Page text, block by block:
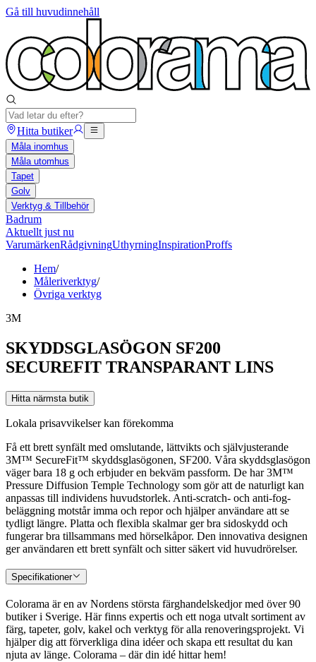
Gå till huvudinnehåll
Hitta butiker
Måla inomhus
Måla utomhus
Tapet
Golv
Verktyg & Tillbehör
Badrum
Aktuellt just nu
VarumärkenRådgivningUthyrningInspirationProffs
Hem/
Måleriverktyg/
Övriga verktyg
3M
SKYDDSGLASÖGON SF200
SECUREFIT TRANSPARANT LINS
Hitta närmsta butik
Lokala prisavvikelser kan förekomma
Få ett brett synfält med omslutande, lättvikts och självjusterande
3M™ SecureFit™ skyddsglasögonen, SF200. Våra skyddsglasögon
väger bara 18 g och erbjuder en bekväm passform. De har 3M™
Pressure Diffusion Temple Technology som gör att de naturligt kan
anpassas till individens huvudstorlek. Anti-scratch- och anti-fog-
beläggning motstår imma och repor och hjälper användare att se
tydligt längre. Platta och flexibla skalmar ger bra sidoskydd och
fungerar bra tillsammans med hörselkåpor. Den innovativa designen
ger användaren ett brett synfält och sitter säkert vid huvudrörelser.
Specifikationer
Colorama är en av Nordens största färghandelskedjor med över 90
butiker i Sverige. Här finns expertis och ett noga utvalt sortiment av
färg, tapeter, golv, kakel och verktyg för alla renoveringsprojekt. Vi
hjälper dig att förverkliga dina idéer och skapa ett resultat du kan
njuta av länge. Colorama – där din idé hittar hem!